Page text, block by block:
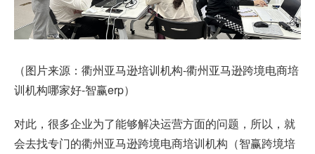
（图片来源：衢州亚马逊培训机构-衢州亚马逊跨境电商培
训机构哪家好-智赢erp）
对此，很多企业为了能够解决运营方面的问题，所以，就
会去找专门的衢州亚马逊跨境电商培训机构（智赢跨境培